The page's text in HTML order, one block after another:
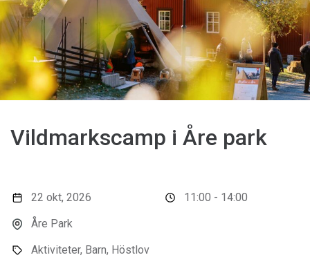
Vildmarkscamp i Åre park
22 okt, 2026
Åre Park
Aktiviteter, Barn, Höstlov
11:00 - 14:00